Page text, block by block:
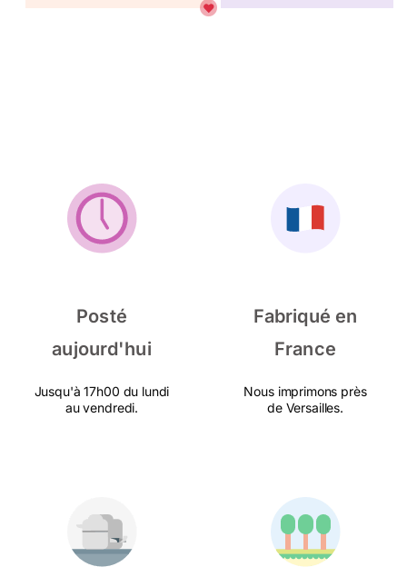
Posté
aujourd'hui
Jusqu'à 17h00 du lundi
au vendredi.
Fabriqué en
France
Nous imprimons près
de Versailles.